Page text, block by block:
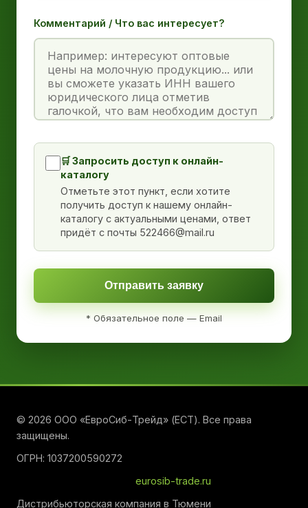
Комментарий / Что вас интересует?
🛒 Запросить доступ к онлайн-
каталогу
Отметьте этот пункт, если хотите
получить доступ к нашему онлайн-
каталогу с актуальными ценами, ответ
придёт с почты 522466@mail.ru
Отправить заявку
* Обязательное поле — Email
© 2026 ООО «ЕвроСиб-Трейд» (ЕСТ). Все права
защищены.
ОГРН: 1037200590272
eurosib-trade.ru
Дистрибьюторская компания в Тюмени